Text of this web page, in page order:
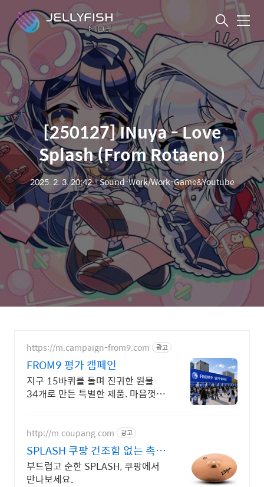
메
뉴
[250127] INuya - Love
Splash (From Rotaeno)
2025. 2. 3. 20:42ㆍSound-Work/Work-Game&Youtube
https://m.campaign-from9.com 광고
FROM9 평가 캠페인
지구 15바퀴를 돌며 진귀한 원물
34개로 만든 특별한 제품. 마음껏
http://m.coupang.com 광고
SPLASH 쿠팡 건조함 없는 촉촉
한 사용감
부드럽고 순한 SPLASH, 쿠팡에서
만나보세요.